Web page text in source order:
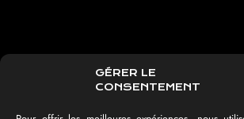
GÉRER LE
CONSENTEMENT